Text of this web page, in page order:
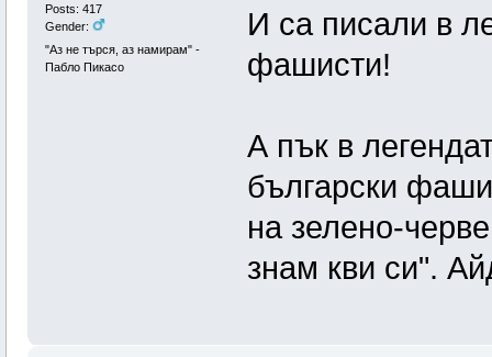
Posts: 417
Gender:
"Аз не търся, аз намирам" -
Пабло Пикасо
И са писали в
фашисти!
А пък в
български
на зелено-
знам кви си".